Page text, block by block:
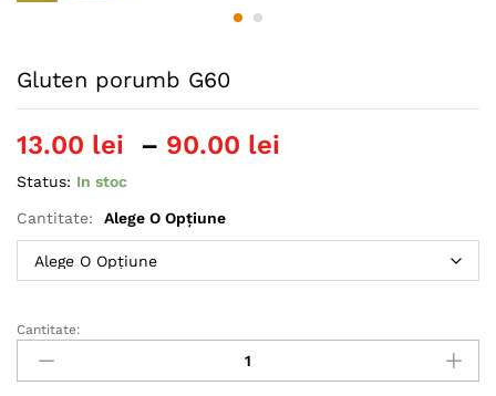
Gluten porumb G60
13.00 lei – 90.00 lei
până
la
Status: In stoc
Cantitate: Alege O Opțiune
Gluten
porumb
G60
Cantitate: